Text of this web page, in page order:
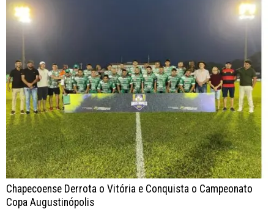
Chapecoense Derrota o Vitória e Conquista o Campeonato
Copa Augustinópolis